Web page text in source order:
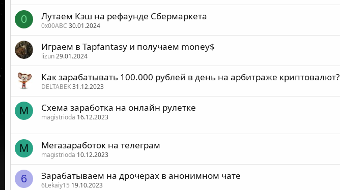
0 Лутаем Кэш на рефаунде Сбермаркета
0x00ABC 30.01.2024
Играем в Tapfantasy и получаем money$
lizun29.01.2024
Как зарабатывать 100.000 рублей в день на арбитраже криптовалют?
DELTABEK31.12.2023
M Схема заработка на онлайн рулетке
magistrioda 16.12.2023
M Мегазаработок на телеграм
magistrioda 10.12.2023
6 Зарабатываем на дрочерах в анонимном чате
6Lekaiy15 19.10.2023